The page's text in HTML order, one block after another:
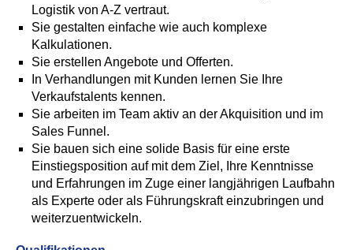
Logistik von A-Z vertraut.
Sie gestalten einfache wie auch komplexe
Kalkulationen.
Sie erstellen Angebote und Offerten.
In Verhandlungen mit Kunden lernen Sie Ihre
Verkaufstalents kennen.
Sie arbeiten im Team aktiv an der Akquisition und im
Sales Funnel.
Sie bauen sich eine solide Basis für eine erste
Einstiegsposition auf mit dem Ziel, Ihre Kenntnisse
und Erfahrungen im Zuge einer langjährigen Laufbahn
als Experte oder als Führungskraft einzubringen und
weiterzuentwickeln.